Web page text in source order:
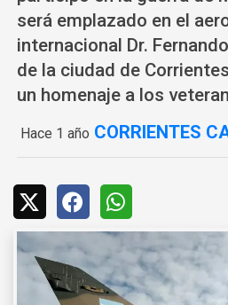
será emplazado en el
internacional Dr.
de la ciudad de
un homenaje a los
Hace 1 año CORRIENTES